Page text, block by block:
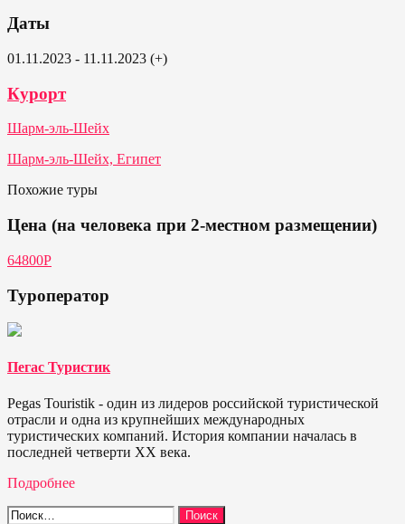
Даты
01.11.2023 - 11.11.2023 (+)
Курорт
Шарм-эль-Шейх
Шарм-эль-Шейх, Египет
Похожие туры
Цена (на человека при 2-местном размещении)
64800Р
Туроператор
Пегас Туристик
Pegas Touristik - один из лидеров российской туристической
отрасли и одна из крупнейших международных
туристических компаний. История компании началась в
последней четверти ХХ века.
Подробнее
Найти: